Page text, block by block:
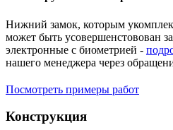
Нижний замок, которым
может быть усовершенстовован
электронные с биометрией -
нашего менеджера через
Посмотреть примеры работ
Конструкция